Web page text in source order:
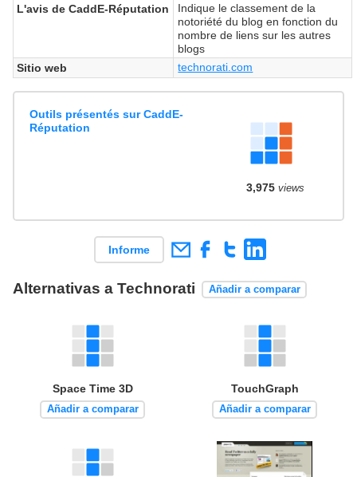
L'avis de CaddE-Réputation
Indique le classement de la
notoriété du blog en fonction du
nombre de liens sur les autres
blogs
Sitio web
technorati.com
Outils présentés sur CaddE-
Réputation
3,975views
Informe
Alternativas a Technorati Añadir a comparar
Space Time 3D
Añadir a comparar
TouchGraph
Añadir a comparar